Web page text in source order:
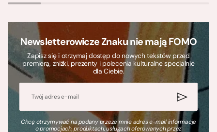
Newsletterowicze Znaku nie mają FOMO
Zapisz się i otrzymaj dostęp do nowych tekstów przed
premierą, zniżki, prezenty i polecenia kulturalne specjalnie
dla Ciebie.
Chcę otrzymywać na podany przeze mnie adres e-mail informacje
o promocjach, produktach, usługach oferowanych przez